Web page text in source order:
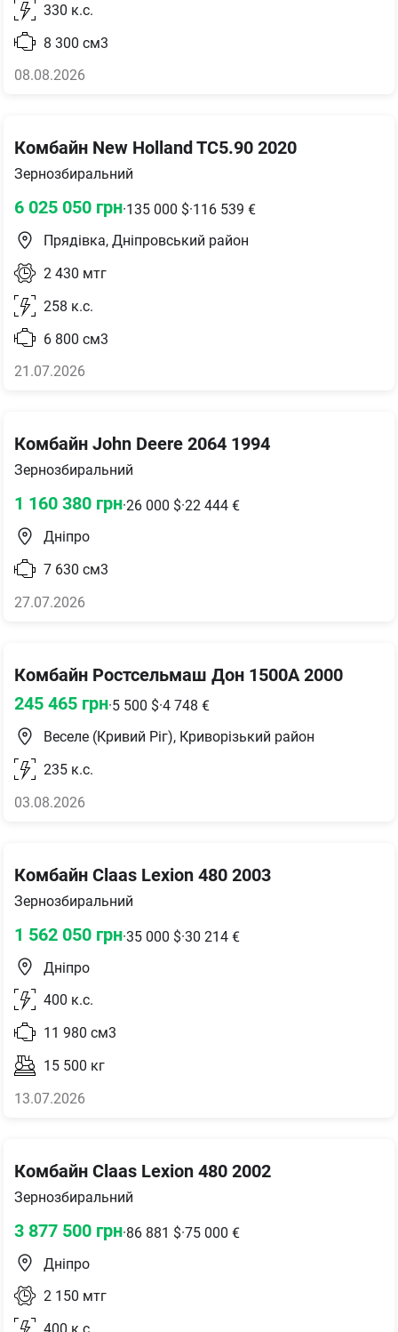
330 к.с.
8 300 см3
08.08.2026
Комбайн New Holland TC5.90 2020
Зернозбиральний
6 025 050 грн·135 000 $·116 539 €
Прядівка, Дніпровський район
2 430 мтг
258 к.с.
6 800 см3
21.07.2026
Комбайн John Deere 2064 1994
Зернозбиральний
1 160 380 грн·26 000 $·22 444 €
Дніпро
7 630 см3
27.07.2026
Комбайн Ростсельмаш Дон 1500А 2000
245 465 грн·5 500 $·4 748 €
Веселе (Кривий Ріг), Криворізький район
235 к.с.
03.08.2026
Комбайн Claas Lexion 480 2003
Зернозбиральний
1 562 050 грн·35 000 $·30 214 €
Дніпро
400 к.с.
11 980 см3
15 500 кг
13.07.2026
Комбайн Claas Lexion 480 2002
Зернозбиральний
3 877 500 грн·86 881 $·75 000 €
Дніпро
2 150 мтг